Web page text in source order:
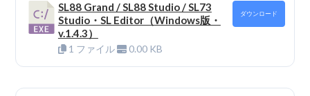
SL88 Grand / SL88 Studio / SL73
Studio・SL Editor（Windows版・
v.1.4.3）
1 ファイル 0.00 KB
ダウンロード